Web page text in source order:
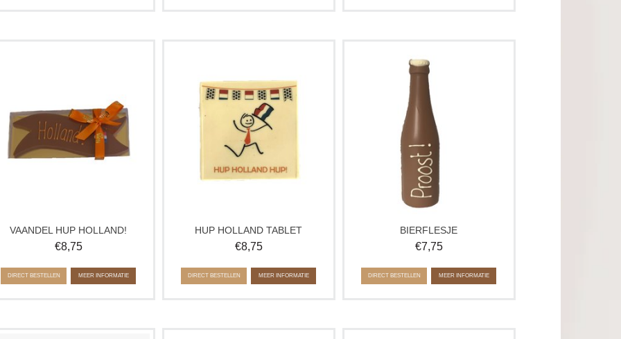
chocolade.
VAANDEL HUP HOLLAND!
€8,75
DIRECT BESTELLEN MEER INFORMATIE
chocolade tablet van chocolade of
geniet er samen van tijdens de
wedstrijd.
HUP HOLLAND TABLET
€8,75
DIRECT BESTELLEN MEER INFORMATIE
Het perfecte cadeau voor de man die
van bier én zoet houdt. Handgemaakt,
verrassend en onweerstaanbaar. Leuk
voor Vaderdag of als een
verjaardagscadeau.
BIERFLESJE
€7,75
DIRECT BESTELLEN MEER INFORMATIE